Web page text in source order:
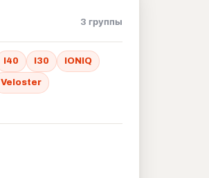
3 группы
I40 I30 IONIQ
Veloster